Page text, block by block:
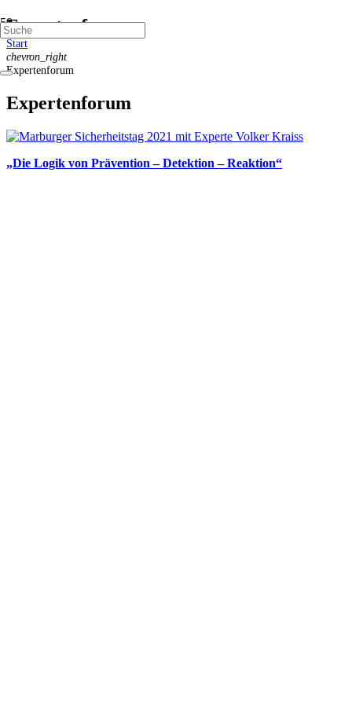
Expertenforum
Start
chevron_right
Expertenforum
Expertenforum
„Die Logik von Prävention – Detektion – Reaktion“